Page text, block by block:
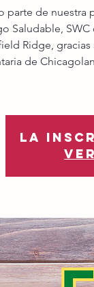
parte de nuestra
Saludable,
Ridge,
de
La